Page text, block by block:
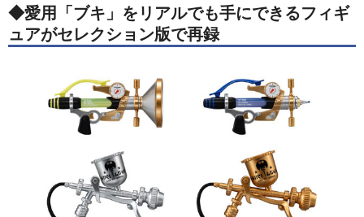
◆愛用「ブキ」をリアルでも手にできるフィギ
ュアがセレクション版で再録